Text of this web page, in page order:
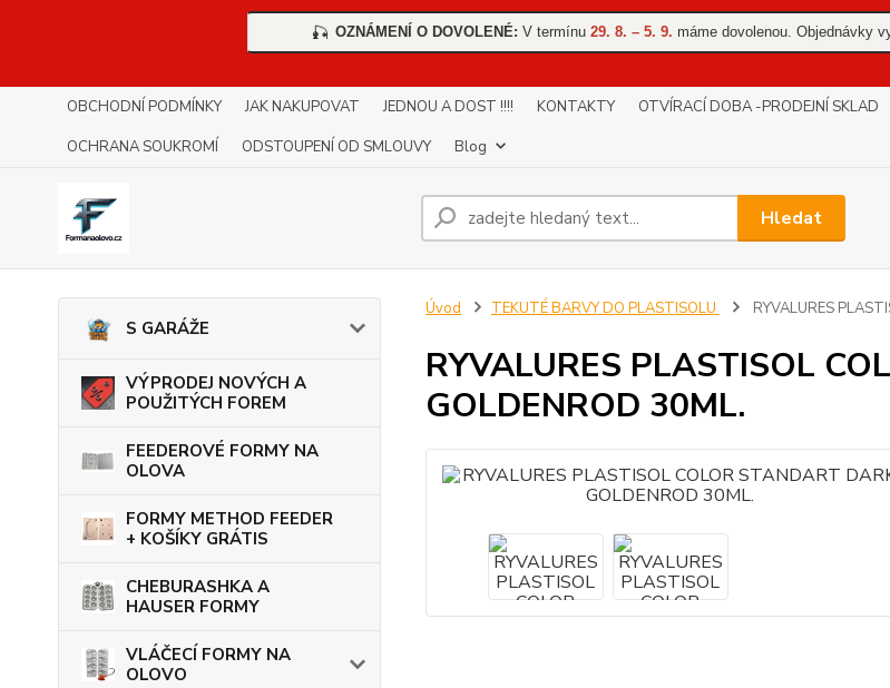
🎣 OZNÁMENÍ O DOVOLENÉ: V termínu 29. 8. – 5. 9. máme dovolenou. Objednávky
OBCHODNÍ PODMÍNKY JAK NAKUPOVAT JEDNOU A DOST !!!! KONTAKTY OTVÍRACÍ DOBA -PRODEJNÍ SKLAD
OCHRANA SOUKROMÍ
ODSTOUPENÍ OD SMLOUVY Blog
Hledat
S GARÁŽE
VÝPRODEJ NOVÝCH A
POUŽITÝCH FOREM
FEEDEROVÉ FORMY NA
OLOVA
FORMY METHOD FEEDER
+ KOŠÍKY GRÁTIS
CHEBURASHKA A
HAUSER FORMY
VLÁČECÍ FORMY NA
OLOVO
Úvod TEKUTÉ BARVY DO PLASTISOLU RYVALURES
RYVALURES PLASTISOL
GOLDENROD 30ML.